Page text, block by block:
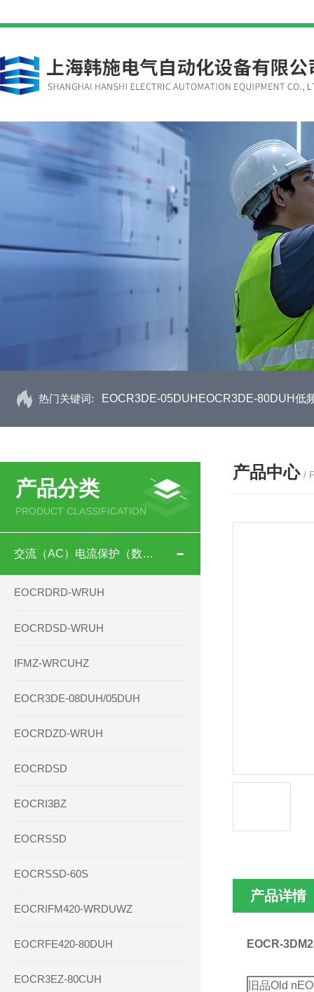
热门关键词: EOCR3DE-05DUHEOCR3DE-80DUH低
产品分类
PRODUCT CLASSIFICATION
交流（AC）电流保护（数码型）
EOCRDRD-WRUH
EOCRDSD-WRUH
IFMZ-WRCUHZ
EOCR3DE-08DUH/05DUH
EOCRDZD-WRUH
EOCRDSD
EOCRI3BZ
EOCRSSD
EOCRSSD-60S
EOCRIFM420-WRDUWZ
EOCRFE420-80DUH
EOCR3EZ-80CUH
产品中心 /
产品详情
EOCR-
旧品Old